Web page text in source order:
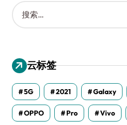
搜
索
：
云标签
5G 2021 Galaxy
OPPO Pro Vivo